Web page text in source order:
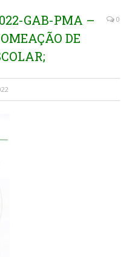
GAB-PMA –
DE
0